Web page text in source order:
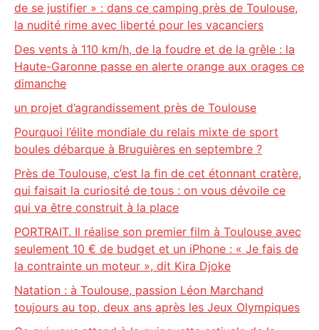
de se justifier » : dans ce camping près de Toulouse,
la nudité rime avec liberté pour les vacanciers
Des vents à 110 km/h, de la foudre et de la grêle : la
Haute-Garonne passe en alerte orange aux orages ce
dimanche
un projet d’agrandissement près de Toulouse
Pourquoi l’élite mondiale du relais mixte de sport
boules débarque à Bruguières en septembre ?
Près de Toulouse, c’est la fin de cet étonnant cratère,
qui faisait la curiosité de tous : on vous dévoile ce
qui va être construit à la place
PORTRAIT. Il réalise son premier film à Toulouse avec
seulement 10 € de budget et un iPhone : « Je fais de
la contrainte un moteur », dit Kira Djoke
Natation : à Toulouse, passion Léon Marchand
toujours au top, deux ans après les Jeux Olympiques